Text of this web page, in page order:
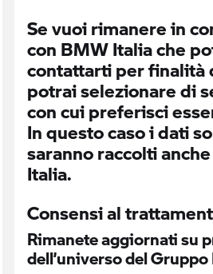
Se vuoi rimanere in
con BMW Italia che
contattarti per finalità
potrai selezionare di
con cui preferisci
In questo caso i dati
saranno raccolti
Italia.
Consensi al
Rimanete aggiornati su
dell’universo del